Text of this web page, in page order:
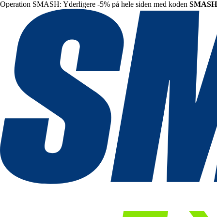
Operation SMASH: Yderligere -5% på hele siden med koden